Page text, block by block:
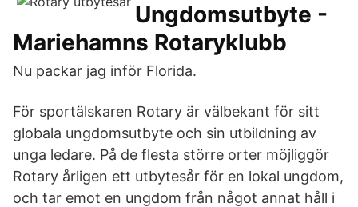
Ungdomsutbyte -
Mariehamns Rotaryklubb
Nu packar jag inför Florida.
För sportälskaren Rotary är välbekant för sitt
globala ungdomsutbyte och sin utbildning av
unga ledare. På de flesta större orter möjliggör
Rotary årligen ett utbytesår för en lokal ungdom,
och tar emot en ungdom från något annat håll i